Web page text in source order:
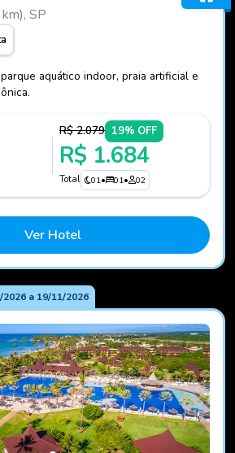
SP
aquático indoor, praia artificial e
R$ 2.079 19% OFF
R$ 1.684
Total 01• 01• 02
Ver Hotel
2026a 19/11/2026